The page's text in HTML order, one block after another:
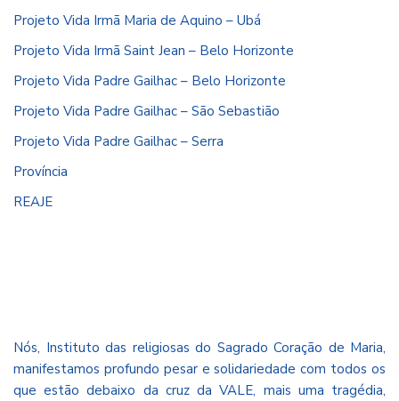
Projeto Vida Irmã Maria de Aquino – Ubá
Projeto Vida Irmã Saint Jean – Belo Horizonte
Projeto Vida Padre Gailhac – Belo Horizonte
Projeto Vida Padre Gailhac – São Sebastião
Projeto Vida Padre Gailhac – Serra
Província
REAJE
Nós, Instituto das religiosas do Sagrado Coração de Maria,
manifestamos profundo pesar e solidariedade com todos os
que estão debaixo da cruz da VALE, mais uma tragédia,